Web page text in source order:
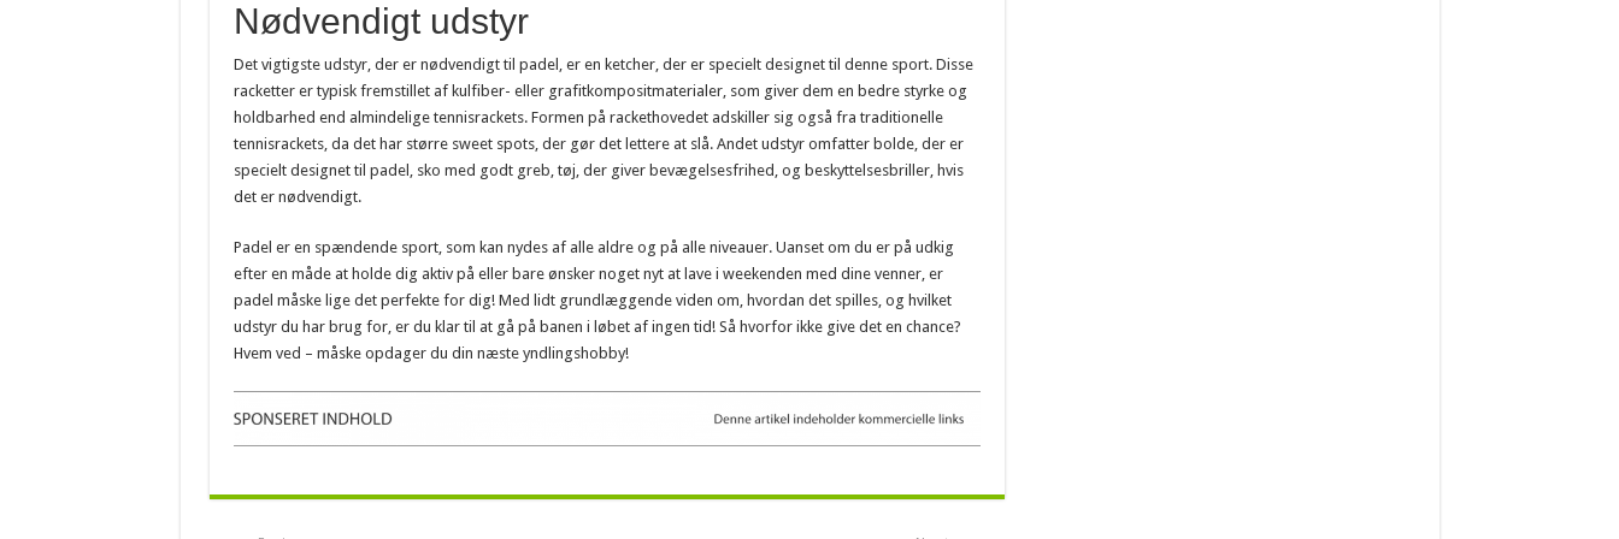
Nødvendigt udstyr
Det vigtigste udstyr, der er nødvendigt til padel, er en ketcher, der er specielt designet til denne sport. Disse
racketter er typisk fremstillet af kulfiber- eller grafitkompositmaterialer, som giver dem en bedre styrke og
holdbarhed end almindelige tennisrackets. Formen på rackethovedet adskiller sig også fra traditionelle
tennisrackets, da det har større sweet spots, der gør det lettere at slå. Andet udstyr omfatter bolde, der er
specielt designet til padel, sko med godt greb, tøj, der giver bevægelsesfrihed, og beskyttelsesbriller, hvis
det er nødvendigt.
Padel er en spændende sport, som kan nydes af alle aldre og på alle niveauer. Uanset om du er på udkig
efter en måde at holde dig aktiv på eller bare ønsker noget nyt at lave i weekenden med dine venner, er
padel måske lige det perfekte for dig! Med lidt grundlæggende viden om, hvordan det spilles, og hvilket
udstyr du har brug for, er du klar til at gå på banen i løbet af ingen tid! Så hvorfor ikke give det en chance?
Hvem ved – måske opdager du din næste yndlingshobby!